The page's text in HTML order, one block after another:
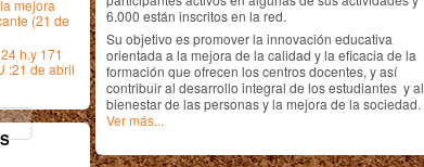
mejora
(21 de
h.y 171
:21 de abril
6.000 están inscritos en la red.
Su objetivo es promover la innovación educativa
orientada a la mejora de la calidad y la eficacia de la
formación que ofrecen los centros docentes, y así
contribuir al desarrollo integral de los estudiantes y al
bienestar de las personas y la mejora de la sociedad.
Ver más...